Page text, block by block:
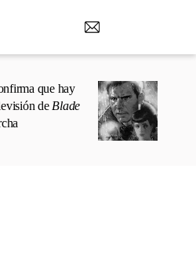
que hay
de Blade